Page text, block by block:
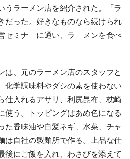
うラーメン店を紹介された。「ラ
だった。好きなものなら続けられ
セミナーに通い、ラーメンを食べ
、元のラーメン店のスタッフと
化学調味料やダシの素を使わない
仕入れるアサリ、利尻昆布、枕崎
使う。トッピングはあめ色になる
た香味油や白髪ネギ、水菜、チャ
は自社の製麺所で作る。上品な仕
後にご飯を入れ、わさびを添えて